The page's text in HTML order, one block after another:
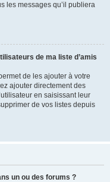
les messages qu’il publiera
de ma liste d’amis
de les ajouter à votre
ajouter directement des
en saisissant leur
de vos listes depuis
un ou des forums ?